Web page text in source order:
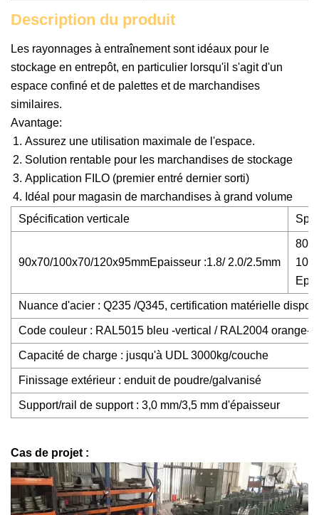
Description du produit
Les rayonnages à entraînement sont idéaux pour le
stockage en entrepôt, en particulier lorsqu'il s'agit d'un
espace confiné et de palettes et de marchandises
similaires.
Avantage:
Assurez une utilisation maximale de l'espace.
Solution rentable pour les marchandises de stockage
Application FILO (premier entré dernier sorti)
Idéal pour magasin de marchandises à grand volume
Spécification verticale
90x70/100x70/120x95mmEpaisseur :1.8/ 2.0/2.5mm
Nuance d'acier : Q235 /Q345, certification matérielle
Code couleur : RAL5015 bleu -vertical / RAL2004 orange-
Capacité de charge : jusqu'à UDL 3000kg/couche
Finissage extérieur : enduit de poudre/galvanisé
Support/rail de support : 3,0 mm/3,5 mm d'épaisseur
Cas de projet :